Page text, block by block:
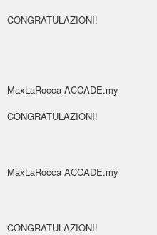
CONGRATULAZIONI!
MaxLaRocca ACCADE.my
CONGRATULAZIONI!
MaxLaRocca ACCADE.my
CONGRATULAZIONI!